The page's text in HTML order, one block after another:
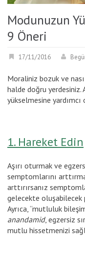
Modunuzun
9 Öneri
17/11/2016
Moraliniz bozuk ve
halde doğru yerdesiniz.
yükselmesine yardımcı
1. Hareket Edin
Aşırı oturmak ve
semptomlarını
arttırırsanız
gelecekte
Ayrıca, “mutluluk
anandamid, egzersiz
mutlu hissetmenizi